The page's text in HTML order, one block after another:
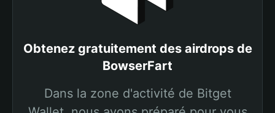
Obtenez gratuitement des airdrops de
BowserFart
Dans la zone d'activité de Bitget